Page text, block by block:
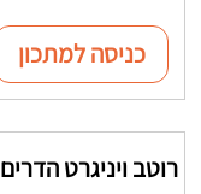
כניסה למתכון
רוטב ויניגרט הדרים